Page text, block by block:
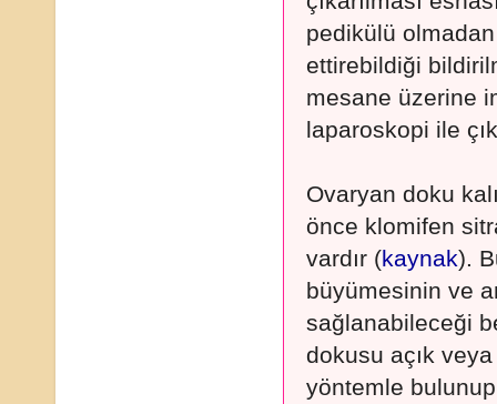
pedikülü
ettirebildiği
mesane üzerine
laparoskopi ile
Ovaryan doku
önce klomifen
vardır (kaynak).
büyümesinin ve
sağlanabileceği
dokusu açık
yöntemle